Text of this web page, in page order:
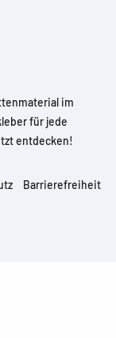
im
für jede
entdecken!
Barrierefreiheit